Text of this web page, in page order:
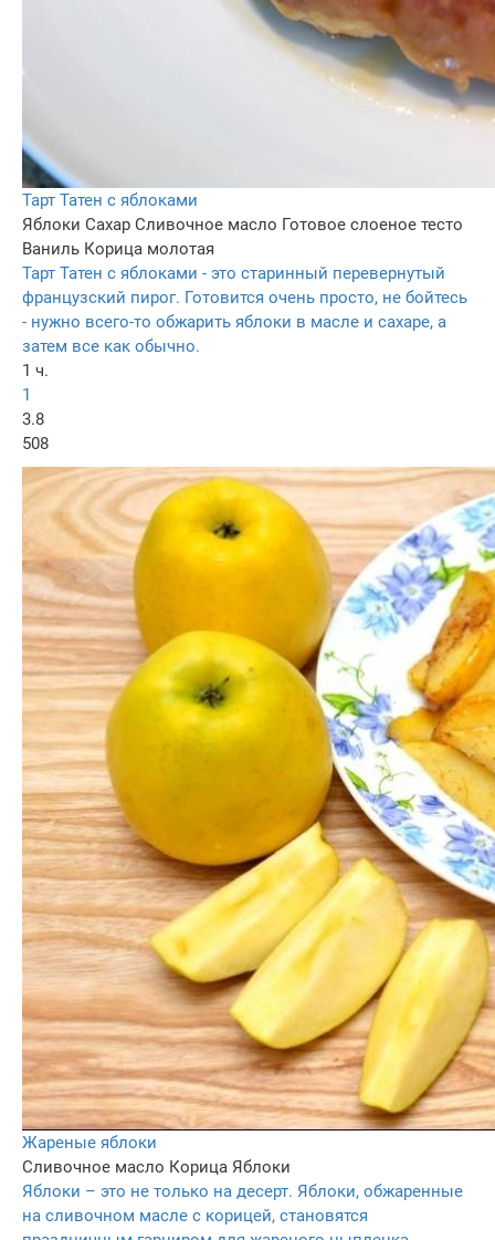
Тарт Татен с яблоками
Яблоки Сахар Сливочное масло Готовое слоеное тесто
Ваниль Корица молотая
Тарт Татен с яблоками - это старинный перевернутый
французский пирог. Готовится очень просто, не бойтесь
- нужно всего-то обжарить яблоки в масле и сахаре, а
затем все как обычно.
1 ч.
1
3.8
508
Жареные яблоки
Сливочное масло Корица Яблоки
Яблоки – это не только на десерт. Яблоки, обжаренные
на сливочном масле с корицей, становятся